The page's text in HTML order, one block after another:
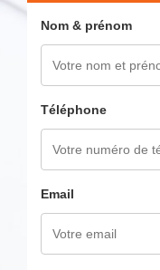
Nom & prénom
Téléphone
Email